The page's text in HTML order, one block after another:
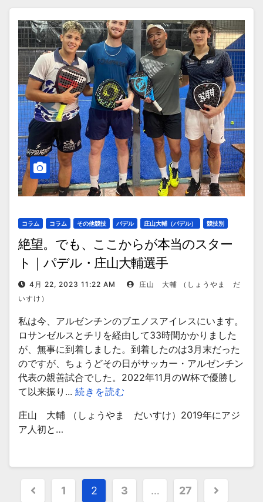
コラム コラム その他競技 パデル 庄山大輔（パデル） 競技別
絶望。でも、ここからが本当のスター
ト｜パデル・庄山大輔選手
4月 22, 2023 11:22 AM
庄山 大輔 （しょうやま だ
いすけ）
私は今、アルゼンチンのブエノスアイレスにいます。
ロサンゼルスとチリを経由して33時間かかりました
が、無事に到着しました。到着したのは3月末だった
のですが、ちょうどその日がサッカー・アルゼンチン
代表の親善試合でした。2022年11月のW杯で優勝し
て以来振り... 続きを読む
庄山 大輔 （しょうやま だいすけ）2019年にアジ
ア人初と…
投
1 2 3 … 27